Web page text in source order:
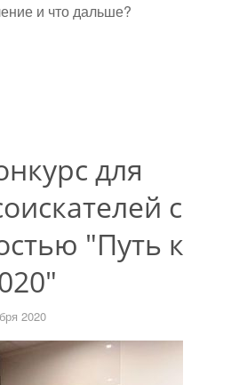
и что дальше?
для
с
"Путь к
2020